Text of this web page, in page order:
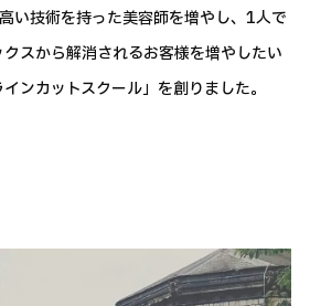
い技術を持った美容師を増やし、1人で
スから解消されるお客様を増やしたい
ンカットスクール」を創りました。